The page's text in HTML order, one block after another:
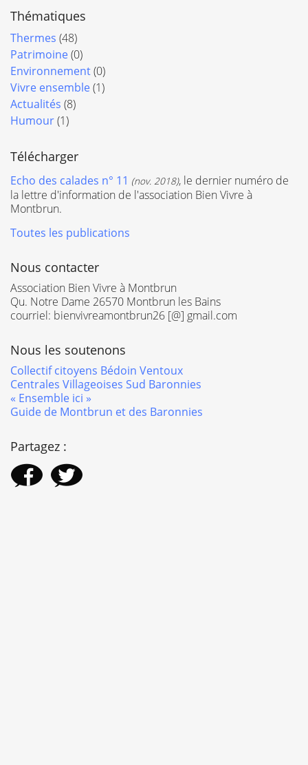
Thématiques
Thermes (48)
Patrimoine(0)
Environnement(0)
Vivre ensemble(1)
Actualités (8)
Humour(1)
Télécharger
Echo des calades n° 11 (nov. 2018), le dernier numéro de
la lettre d'information de l'association Bien Vivre à
Montbrun.
Toutes les publications
Nous contacter
Association Bien Vivre à Montbrun
Qu. Notre Dame 26570 Montbrun les Bains
courriel: bienvivreamontbrun26 [@] gmail.com
Nous les soutenons
Collectif citoyens Bédoin Ventoux
Centrales Villageoises Sud Baronnies
« Ensemble ici »
Guide de Montbrun et des Baronnies
Partagez :